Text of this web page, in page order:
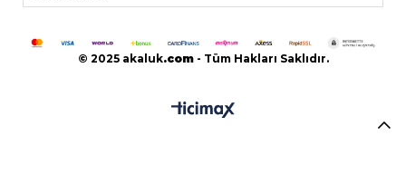
© 2025 akaluk.com- Tüm Hakları Saklıdır.